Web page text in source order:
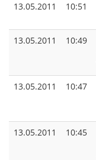
13.05.2011
10:51
13.05.2011
10:49
13.05.2011
10:47
13.05.2011
10:45